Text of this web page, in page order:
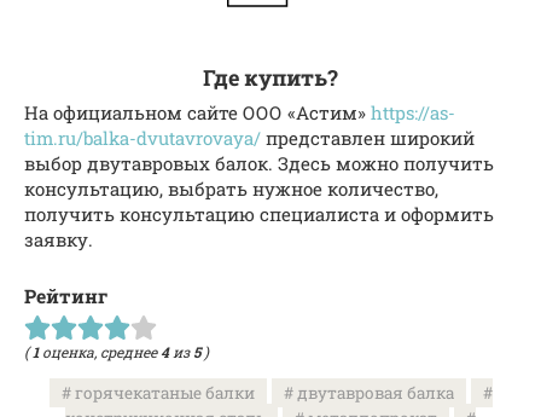
Где купить?
На официальном сайте ООО «Астим» https://as-
tim.ru/balka-dvutavrovaya/ представлен широкий
выбор двутавровых балок. Здесь можно получить
консультацию, выбрать нужное количество,
получить консультацию специалиста и оформить
заявку.
Рейтинг
(1оценка, среднее4из5)
горячекатаные балки
двутавровая балка